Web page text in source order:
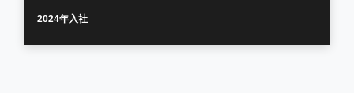
2024年入社